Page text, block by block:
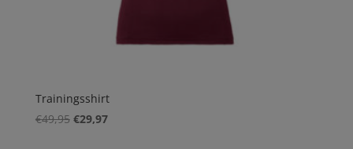
Trainingsshirt
€49,95 Ursprünglicher
€29,97Aktueller